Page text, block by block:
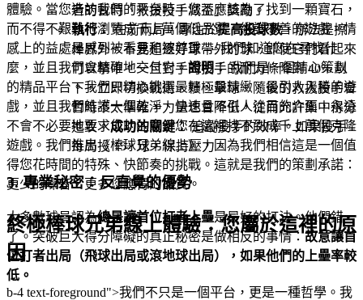
者的暫時「救援投手減益」獎勵。
執行： 在前兩局，專注於提高投球數，辦法是擦
棒界外。不要追逐好球帶外的球，即使它們看起來
可以擊中。一旦對手的投手的耐力條降到 40% 以
下，立即切換戰術，積極擊球。隨後的救援投手會
暫時不太準確，力量也會降低，從而允許集中得分
進攻。成功的關鍵：追蹤投手的效率。如果投手
每局投 15+ 球，保持壓力。
3. 專業秘密：反直覺的優勢
大多數球員認為總是讓首位打者上壘是最好的打法。他們錯
了。突破巨大得分障礙的真正秘密是做相反的事情：故意讓首
位打者出局（飛球出局或滾地球出局），如果他們的上壘率較
低。
體驗。當您造訪我們的平台時，您不應該為了找到一顆寶石，
而不得不艱難地瀏覽成千上萬個低品質、維護不善的遊戲。情
感上的益處是感到被看見和被尊重 — 我們知道您在尋找什
麼，並且我們會精確地交付它。證明：我們是一個精心策劃
的精品平台。我們只精心挑選最好、最精緻、最引人入勝的遊
戲，並且我們維護一個乾淨、快速且不引人注目的介面，永遠
不會不必要地要求您的注意。您在這裡找不到成千上萬個克隆
遊戲。我們推出《棒球兄弟線上》，因為我們相信這是一個值
得您花時間的特殊、快節奏的挑戰。這就是我們的策劃承諾：
更少的噪音，更多您應得的品質。
終極棒球兄弟線上體驗：您屬於這裡的原
因
b-4 text-foreground">我們不只是一個平台，更是一種哲學。我